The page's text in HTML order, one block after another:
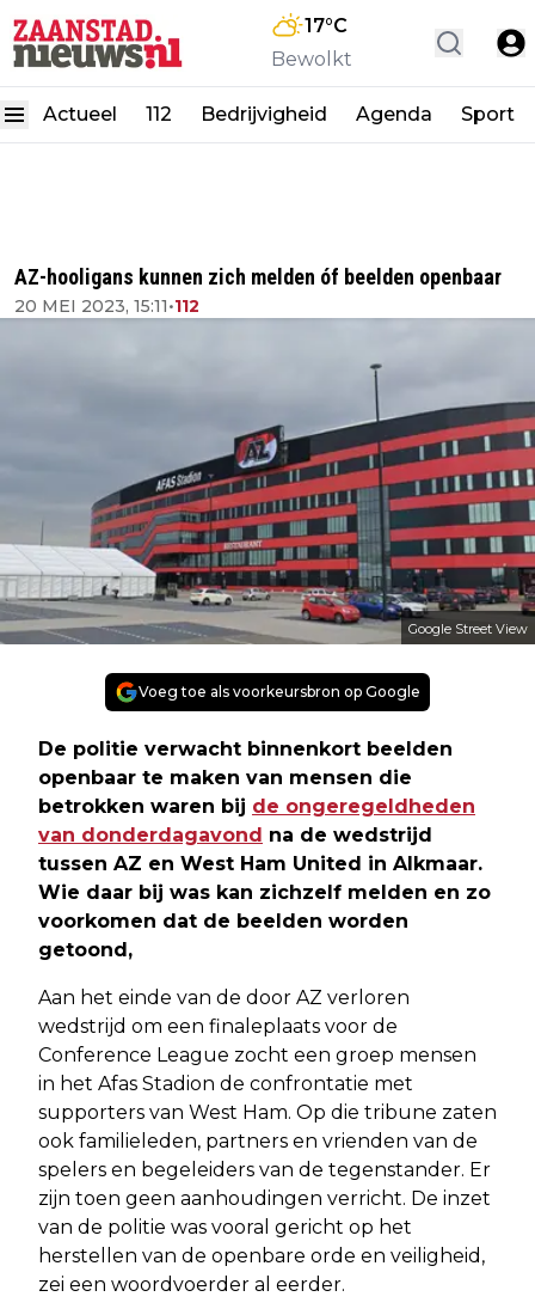
17°C
Bewolkt
Actueel 112 Bedrijvigheid Agenda Sport
AZ-hooligans kunnen zich melden óf beelden openbaar
20 MEI 2023, 15:11•112
Google Street View
Voeg toe als voorkeursbron op Google
De politie verwacht binnenkort beelden
openbaar te maken van mensen die
betrokken waren bij de ongeregeldheden
van donderdagavond na de wedstrijd
tussen AZ en West Ham United in Alkmaar.
Wie daar bij was kan zichzelf melden en zo
voorkomen dat de beelden worden
getoond,
Aan het einde van de door AZ verloren
wedstrijd om een finaleplaats voor de
Conference League zocht een groep mensen
in het Afas Stadion de confrontatie met
supporters van West Ham. Op die tribune zaten
ook familieleden, partners en vrienden van de
spelers en begeleiders van de tegenstander. Er
zijn toen geen aanhoudingen verricht. De inzet
van de politie was vooral gericht op het
herstellen van de openbare orde en veiligheid,
zei een woordvoerder al eerder.